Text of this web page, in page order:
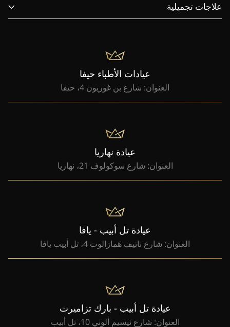
علاجات تجميلية
عيادات الأطباء حيفا
العنوان: شارع بن غوريون 4، حيفا
عيادة نهاريا
العنوان: شارع سوكولوف 21، نهاريا
عيادة تل أبيب - يافا
العنوان: شارع ناتيف هَمازالوت 4، تل أبيب يافا
عيادة تل أبيب - بارك تزاميرت
العنوان: شارع نيسيم ألوني 10، تل أبيب